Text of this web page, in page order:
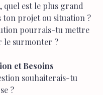
quel est le plus grand
ton projet ou situation ?
pourrais-tu mettre
le surmonter ?
et Besoins
souhaiterais-tu
?